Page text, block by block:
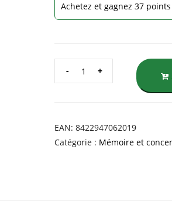
Achetez et gagnez 37 points
DE
PLUS
EAN:8422947062019
Catégorie : Mémoire et